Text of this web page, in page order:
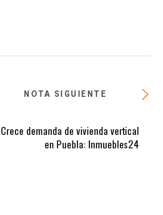
NOTA SIGUIENTE
Crece demanda de vivienda vertical
en Puebla: Inmuebles24